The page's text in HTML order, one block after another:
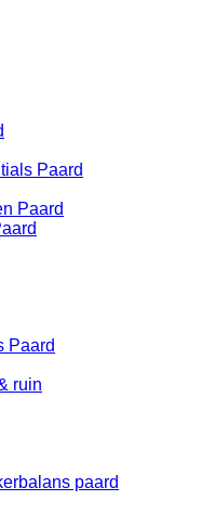
Paard
Paard
Paard
ruin
paard